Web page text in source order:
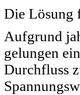
Die Lösung
Aufgrund
gelungen
Durchfluss